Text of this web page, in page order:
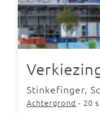
Stinkefinger,
Achtergrond - 20